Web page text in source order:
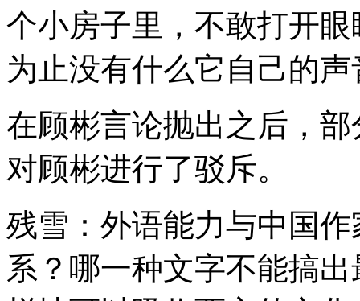
个小房子里，不敢打开
为止没有什么它自己的
在顾彬言论抛出之后，
对顾彬进行了驳斥。
残雪：外语能力与中国
系？哪一种文字不能搞